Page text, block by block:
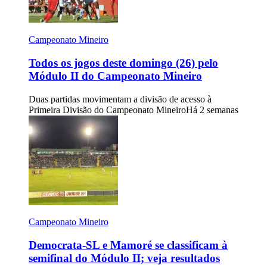
Campeonato Mineiro
Todos os jogos deste domingo (26) pelo
Módulo II do Campeonato Mineiro
Duas partidas movimentam a divisão de acesso à
Primeira Divisão do Campeonato MineiroHá 2 semanas
Campeonato Mineiro
Democrata-SL e Mamoré se classificam à
semifinal do Módulo II; veja resultados